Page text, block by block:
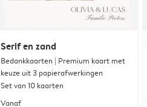
Serif en zand
Bedankkaarten | Premium kaart met
keuze uit 3 papierafwerkingen
Set van 10 kaarten
Vanaf